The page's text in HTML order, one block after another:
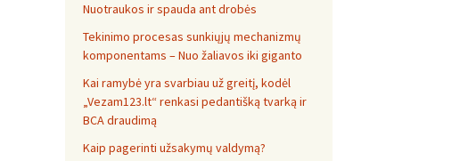
Nuotraukos ir spauda ant drobės
Tekinimo procesas sunkiųjų mechanizmų
komponentams – Nuo žaliavos iki giganto
Kai ramybė yra svarbiau už greitį, kodėl
„Vezam123.lt“ renkasi pedantišką tvarką ir
BCA draudimą
Kaip pagerinti užsakymų valdymą?